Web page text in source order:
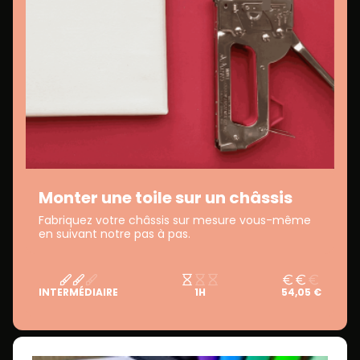
Monter une toile sur un châssis
Fabriquez votre châssis sur mesure vous-même
en suivant notre pas à pas.
INTERMÉDIAIRE 1H 54,05 €